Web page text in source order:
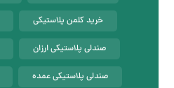
خرید کلمن پلاستیکی
صندلی پلاستیکی ارزان
صندلی پلاستیکی عمده